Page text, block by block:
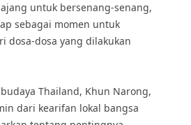
untuk bersenang-senang,
sebagai momen untuk
dosa-dosa yang dilakukan
Thailand, Khun Narong,
dari kearifan lokal bangsa